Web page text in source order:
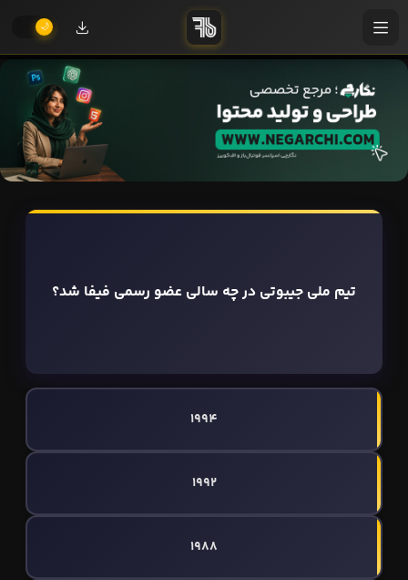
تیم ملی جیبوتی در چه سالی عضو رسمی فیفا شد؟
1994
1992
1988